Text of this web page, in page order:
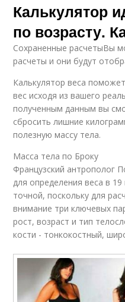
Калькулятор
по возрасту.
Сохраненные расчетыВы
расчеты и они будут
Калькулятор веса
вес исходя из вашего
полученным данным вы
сбросить лишние
полезную массу тела.
Масса тела по Броку
Французский антрополог
для определения веса в
точной, поскольку для
внимание три ключевых
рост, возраст и тип
кости - тонкокостный,